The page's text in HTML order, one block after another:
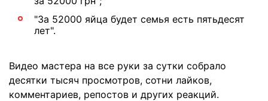
"За 52000 яйца будет семья есть пятьдесят
лет".
Видео мастера на все руки за сутки собрало
десятки тысяч просмотров, сотни лайков,
комментариев, репостов и других реакций.